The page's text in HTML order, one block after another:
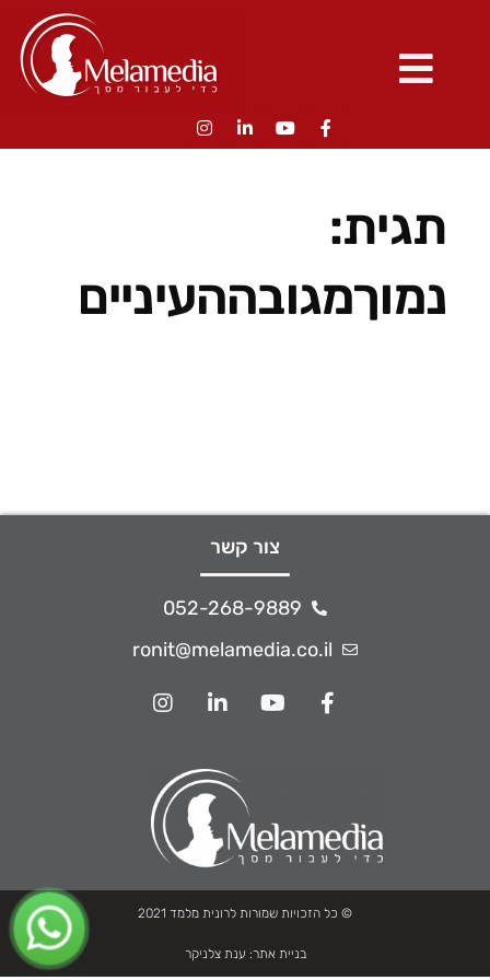
תגית:
נמוךמגובההעיניים
צור קשר
052-268-9889
ronit@melamedia.co.il
© כל הזכויות שמורות לרונית מלמד 2021
בניית אתר: ענת צלניקר